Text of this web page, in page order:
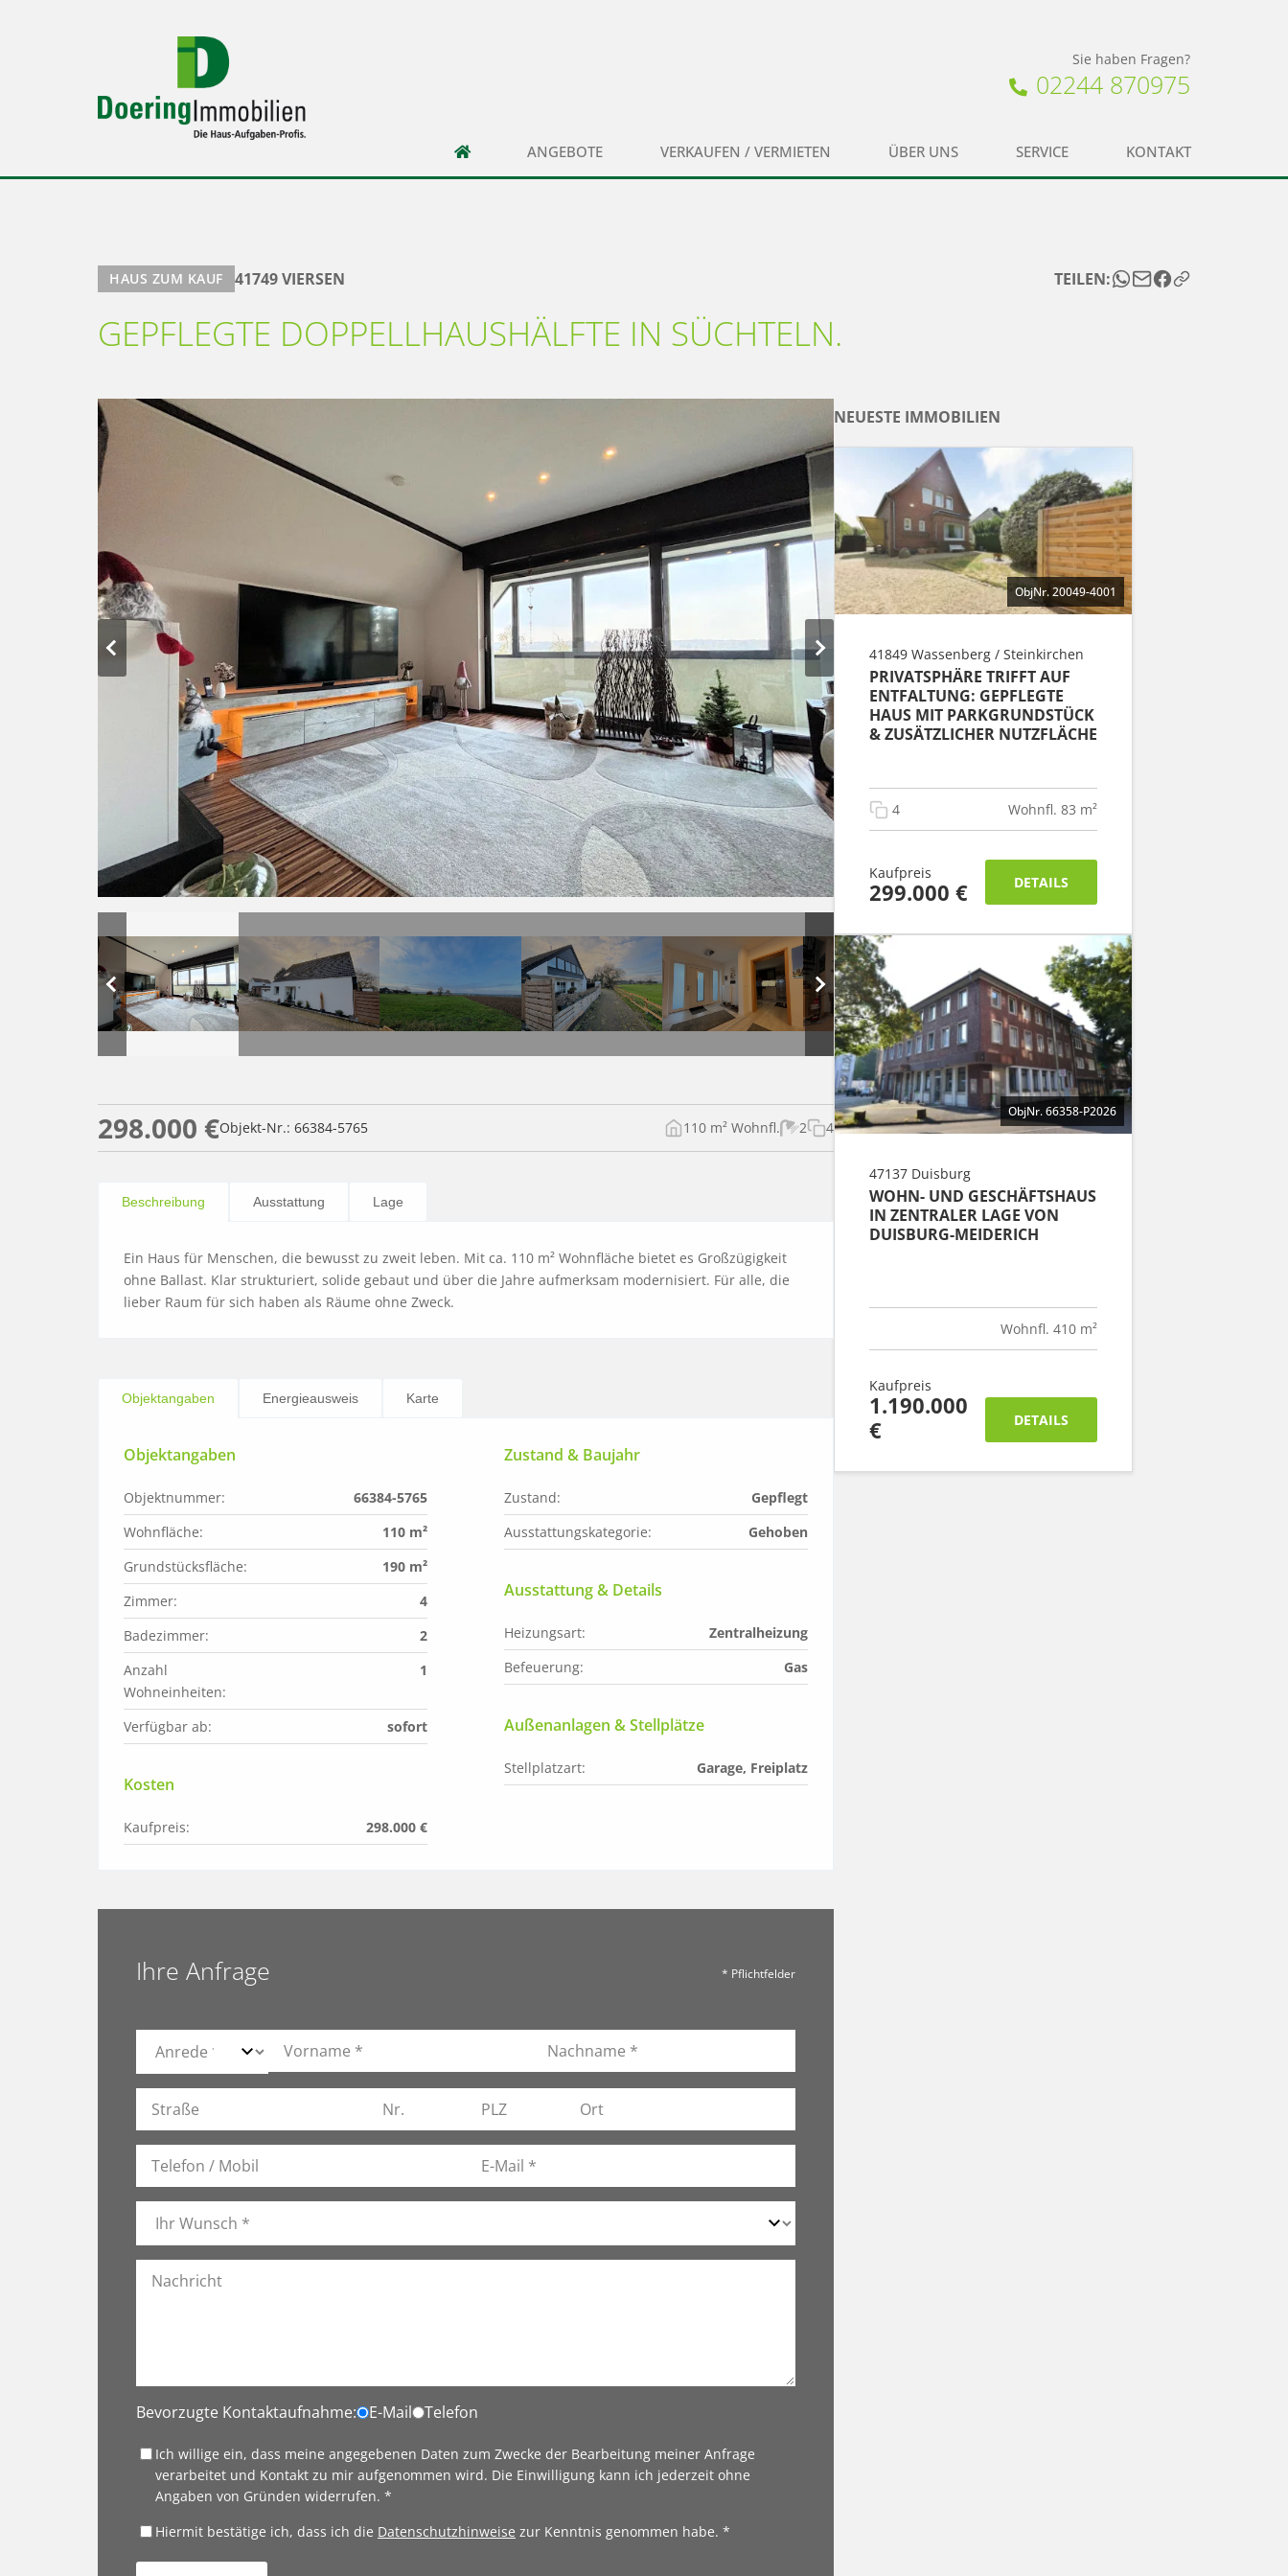
Sie haben Fragen?
02244 870975
ANGEBOTE VERKAUFEN / VERMIETEN ÜBER UNS SERVICE KONTAKT
HAUS ZUM KAUF 41749 VIERSEN TEILEN:
GEPFLEGTE DOPPELLHAUSHÄLFTE IN SÜCHTELN.
298.000 €Objekt-Nr.: 66384-5765 110 m² Wohnfl. 2 4
Beschreibung Ausstattung Lage
Ein Haus für Menschen, die bewusst zu zweit leben. Mit ca. 110 m² Wohnfläche bietet es Großzügigkeit
ohne Ballast. Klar strukturiert, solide gebaut und über die Jahre aufmerksam modernisiert. Für alle, die
lieber Raum für sich haben als Räume ohne Zweck.
Objektangaben Energieausweis Karte
Objektangaben
Objektnummer:
66384-5765
Wohnfläche:
110 m²
Grundstücksfläche:
190 m²
Zimmer:
4
Badezimmer:
2
Anzahl
Wohneinheiten:
1
Verfügbar ab: sofort
Kosten
Kaufpreis: 298.000 €
Zustand & Baujahr
Zustand:
Gepflegt
Ausstattungskategorie:
Gehoben
Ausstattung & Details
Heizungsart:
Zentralheizung
Befeuerung:
Gas
Außenanlagen & Stellplätze
Stellplatzart: Garage, Freiplatz
Ihre Anfrage * Pflichtfelder
Bevorzugte Kontaktaufnahme: E-Mail Telefon
Ich willige ein, dass meine angegebenen Daten zum Zwecke der Bearbeitung meiner Anfrage
verarbeitet und Kontakt zu mir aufgenommen wird. Die Einwilligung kann ich jederzeit ohne
Angaben von Gründen widerrufen. *
Hiermit bestätige ich, dass ich die Datenschutzhinweise zur Kenntnis genommen habe. *
NEUESTE IMMOBILIEN
ObjNr. 20049-4001
41849 Wassenberg / Steinkirchen
PRIVATSPHÄRE TRIFFT AUF
ENTFALTUNG: GEPFLEGTE
HAUS MIT PARKGRUNDSTÜCK
& ZUSÄTZLICHER NUTZFLÄCHE
4 Wohnfl. 83 m²
Kaufpreis
299.000 € DETAILS
ObjNr. 66358-P2026
47137 Duisburg
WOHN- UND GESCHÄFTSHAUS
IN ZENTRALER LAGE VON
DUISBURG-MEIDERICH
Wohnfl. 410 m²
Kaufpreis
1.190.000
€
DETAILS